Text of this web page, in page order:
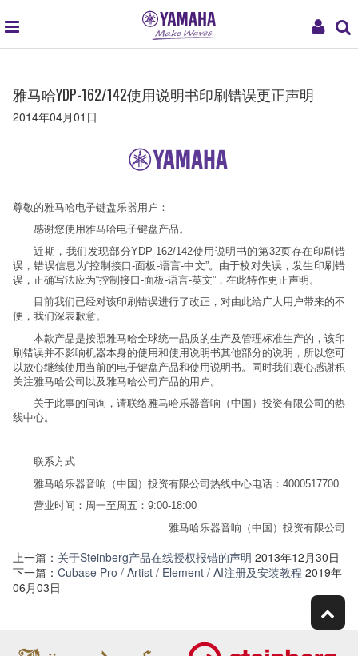
My
global
雅马哈YDP-162/142使用说明书印刷错误更正声明
2014年04月01日
尊敬的雅马哈电子键盘乐器用户：
感谢您使用雅马哈电子键盘产品。
近期，我们发现部分YDP-162/142使用说明书的第32页存在印刷错
误，错误信息为“控制接口-面板-语言-中文”。由于校对失误，发生印刷错
误，正确写法应为“控制接口-面板-语言-英文”，在此特作更正声明。
目前我们已经对该印刷错误进行了改正，对由此给广大用户带来的不
便，我们深表歉意。
本款产品是按照雅马哈全球统一品质的生产及管理标准生产的，该印
刷错误并不影响机器本身的使用和使用说明书其他部分的说明，所以您可
以放心继续使用当前的电子键盘产品和使用说明书。同时我们衷心感谢积
关注雅马哈公司以及雅马哈公司产品的用户。
关于此事的问询，请联络雅马哈乐器音响（中国）投资有限公司的热
线中心。
联系方式
雅马哈乐器音响（中国）投资有限公司热线中心电话：4000517700
营业时间：周一至周五：9:00-18:00
雅马哈乐器音响（中国）投资有限公司
上一篇： 关于Steinberg产品在线授权报错的声明 2013年12月30日
下一篇： Cubase Pro / Artist / Element / AI注册及安装教程 2019年
06月03日